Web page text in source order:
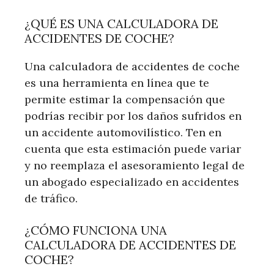
¿QUÉ ES UNA CALCULADORA DE
ACCIDENTES DE COCHE?
Una calculadora de accidentes de coche
es una herramienta en línea que te
permite estimar la compensación que
podrías recibir por los daños sufridos en
un accidente automovilístico. Ten en
cuenta que esta estimación puede variar
y no reemplaza el asesoramiento legal de
un abogado especializado en accidentes
de tráfico.
¿CÓMO FUNCIONA UNA
CALCULADORA DE ACCIDENTES DE
COCHE?